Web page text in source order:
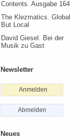
Contents. Ausgabe 164
The Klezmatics. Global
But Local
David Giesel. Bei der
Musik zu Gast
Newsletter
Anmelden
Abmelden
Neues